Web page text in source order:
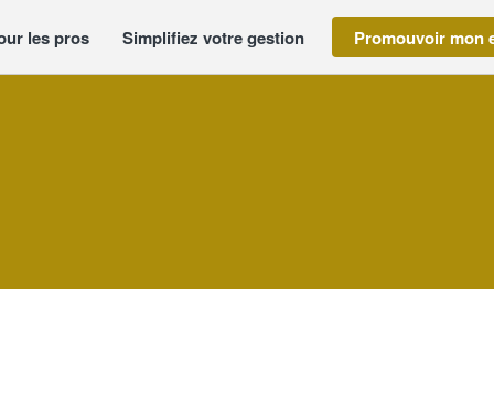
les pros Simplifiez votre gestion Promouvoir mon